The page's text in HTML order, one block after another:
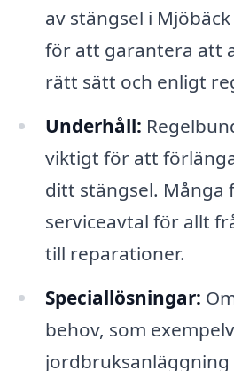
av stängsel i
för att garantera att
rätt sätt och enligt
Underhåll:
viktigt för att
ditt stängsel.
serviceavtal för allt
till reparationer.
Speciallösningar:
behov, som
jordbruksanläggning